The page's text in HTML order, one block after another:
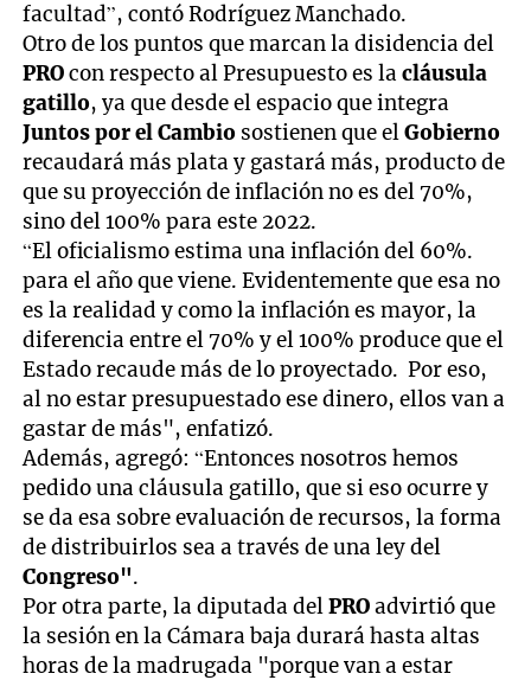
facultad”, contó Rodríguez Manchado.
Otro de los puntos que marcan la disidencia del
PROcon respecto al Presupuesto es lacláusula
gatillo, ya que desde el espacio que integra
Juntos por el Cambio sostienen que elGobierno
recaudará más plata y gastará más, producto de
que su proyección de inflación no es del 70%,
sino del 100% para este 2022.
“El oficialismo estima una inflación del 60%.
para el año que viene. Evidentemente que esa no
es la realidad y como la inflación es mayor, la
diferencia entre el 70% y el 100% produce que el
Estado recaude más de lo proyectado. Por eso,
al no estar presupuestado ese dinero, ellos van a
gastar de más", enfatizó.
Además, agregó: “Entonces nosotros hemos
pedido una cláusula gatillo, que si eso ocurre y
se da esa sobre evaluación de recursos, la forma
de distribuirlos sea a través de una ley del
Congreso".
Por otra parte, la diputada delPROadvirtió que
la sesión en la Cámara baja durará hasta altas
horas de la madrugada "porque van a estar